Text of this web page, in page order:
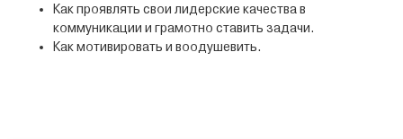
Как проявлять свои лидерские качества в
коммуникации и грамотно ставить задачи.
Как мотивировать и воодушевить.